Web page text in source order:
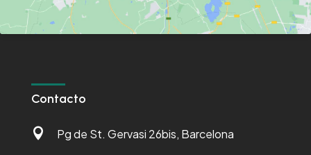
Contacto

Pg de St. Gervasi 26bis, Barcelona